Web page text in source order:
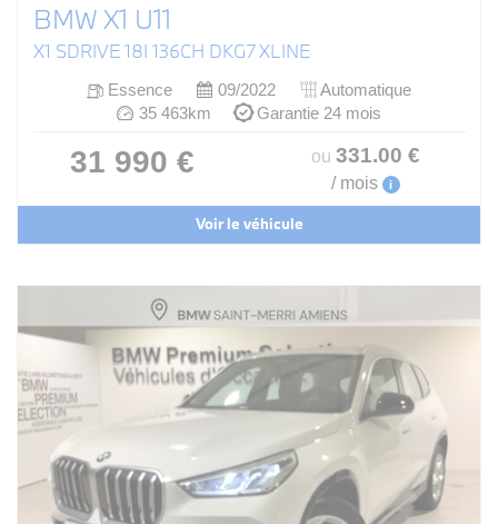
BMW X1 U11
X1 SDRIVE 18I 136CH DKG7 XLINE
Essence 09/2022
Automatique
35 463km
Garantie 24 mois
31 990 € ou 331.00 €
/ mois i
Voir le véhicule